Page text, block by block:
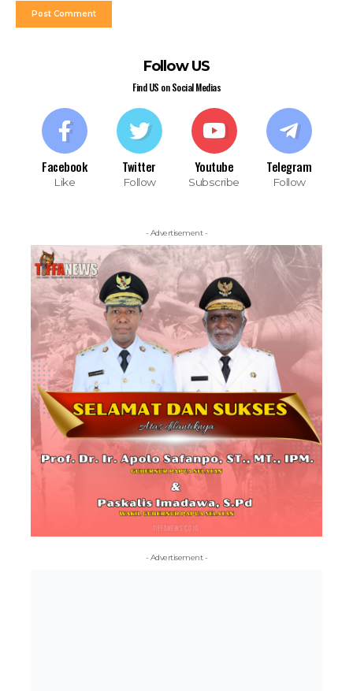
Follow US
Find US on Social Medias
Facebook
Like
Twitter
Follow
Youtube
Subscribe
Telegram
Follow
- Advertisement -
- Advertisement -